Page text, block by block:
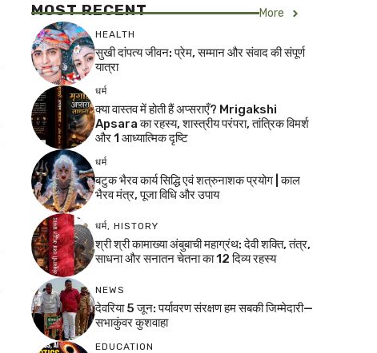
MOST RECENT More
HEALTH
सुखी दांपत्य जीवन: प्रेम, सम्मान और संवाद की संपूर्ण
यात्रा
धर्म
क्या वास्तव में होती हैं अप्सराएँ? Mrigakshi
Apsara का रहस्य, शास्त्रीय परंपरा, तांत्रिक विमर्श
और 1 आध्यात्मिक दृष्टि
धर्म
बटुक भैरव कार्य सिद्धि एवं शत्रुनाशक प्रयोग | काल
भैरव मंत्र, पूजा विधि और उपाय
धर्म, HISTORY
श्री श्री कामाख्या अंबुबाची महाग्रंथ: देवी शक्ति, तंत्र,
साधना और सनातन चेतना का 12 दिव्य रहस्य
NEWS
देवरिया 5 जून: पर्यावरण संरक्षण हम सबकी जिम्मेदारी—
सभाकुंवर कुशवाहा
EDUCATION